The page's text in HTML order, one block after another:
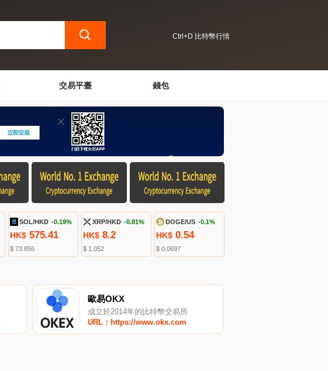
Ctrl+D 比特幣行情
交易平臺 錢包
SOL/HKD -0.19%
HK$ 575.41
$ 73.856
XRP/HKD -0.81%
HK$ 8.2
$ 1.052
DOGE/US -0.1%
HK$ 0.54
$ 0.0697
歐易OKX
成立於2014年的比特幣交易所
URL：https://www.okx.com